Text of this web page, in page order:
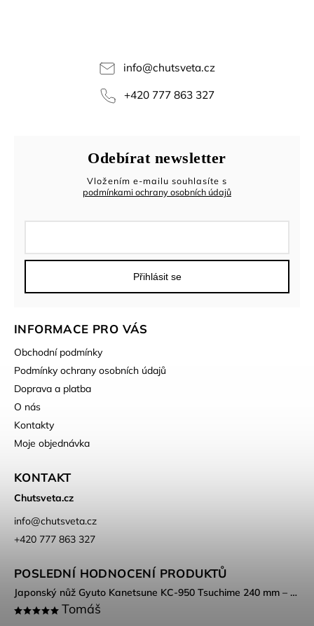
info@chutsveta.cz
+420 777 863 327
INFORMACE PRO VÁS
Obchodní podmínky
Podmínky ochrany osobních údajů
Doprava a platba
O nás
Kontakty
Moje objednávka
KONTAKT
Chutsveta.cz
info@chutsveta.cz
+420 777 863 327
POSLEDNÍ HODNOCENÍ PRODUKTŮ
Japonský nůž Gyuto Kanetsune KC-950 Tsuchime 240 mm – DSR-1K6 ocel, Tsuchime povrch
Tomáš
Odebírat newsletter
Vložením e-mailu souhlasíte s
podmínkami ochrany osobních údajů
Přihlásit se